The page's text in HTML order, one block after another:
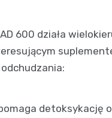
600 działa
detoksykację